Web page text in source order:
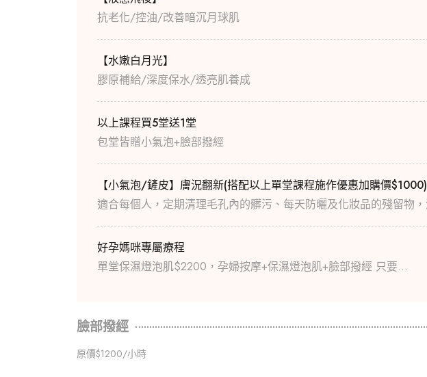
抗老化/控油/改善暗沉月球肌
【水嫩白月光】
膠原補給/深度保水/透亮肌養成
以上課程買5堂送1堂
包堂皆贈小氣泡+臉部撥經
【小氣泡/鏟皮】膚況翻新(搭配以上單堂課程施作優惠加購價$1000)
適合每個人，定期清理毛孔內的髒污、每天防曬及化妝品的殘留物
好孕媽咪專屬療程
單堂保濕燈泡肌$2200，孕婦按摩+保濕燈泡肌+臉部撥經 只要...
臉部撥經
原價$1200/小時